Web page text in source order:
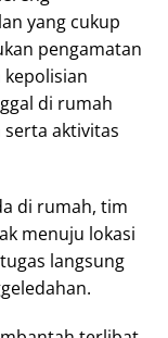
yang cukup
pengamatan
kepolisian
di rumah
aktivitas
di rumah, tim
menuju lokasi
langsung